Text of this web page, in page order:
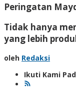
Peringatan
Tidak hanya
yang lebih
oleh Redaksi
Ikuti Kami